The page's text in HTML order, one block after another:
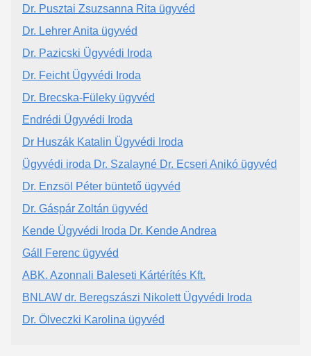
Dr. Pusztai Zsuzsanna Rita ügyvéd
Dr. Lehrer Anita ügyvéd
Dr. Pazicski Ügyvédi Iroda
Dr. Feicht Ügyvédi Iroda
Dr. Brecska-Füleky ügyvéd
Endrédi Ügyvédi Iroda
Dr Huszák Katalin Ügyvédi Iroda
Ügyvédi iroda Dr. Szalayné Dr. Ecseri Anikó ügyvéd
Dr. Enzsöl Péter büntető ügyvéd
Dr. Gáspár Zoltán ügyvéd
Kende Ügyvédi Iroda Dr. Kende Andrea
Gáll Ferenc ügyvéd
ABK. Azonnali Baleseti Kártérítés Kft.
BNLAW dr. Beregszászi Nikolett Ügyvédi Iroda
Dr. Ölveczki Karolina ügyvéd